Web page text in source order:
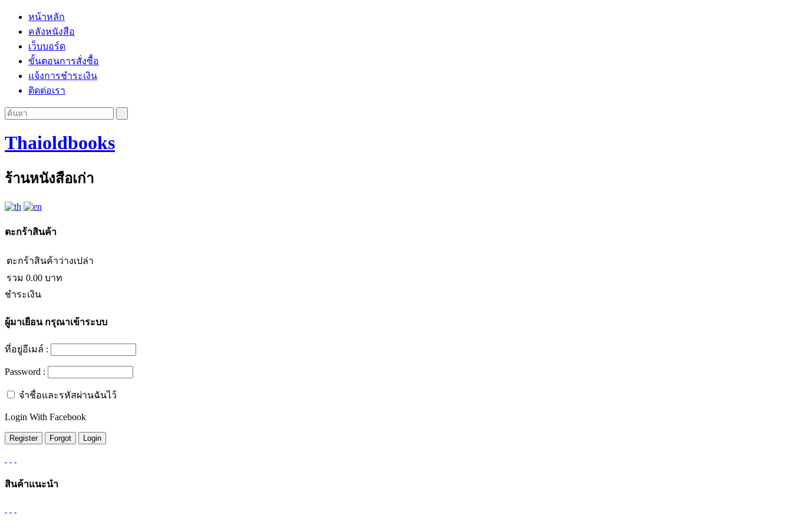
หน้าหลัก
คลังหนังสือ
เว็บบอร์ด
ขั้นตอนการสั่งซื้อ
แจ้งการชำระเงิน
ติดต่อเรา
Thaioldbooks
ร้านหนังสือเก่า
ตะกร้าสินค้า
ตะกร้าสินค้าว่างเปล่า
รวม 0.00 บาท
ชำระเงิน
ผู้มาเยือนกรุณาเข้าระบบ
ที่อยู่อีเมล์ :
Password :
จำชื่อและรหัสผ่านฉันไว้
Login With Facebook
สินค้าแนะนำ